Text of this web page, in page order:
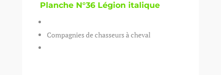
Planche N°36 Légion italique
Compagnies de chasseurs à cheval